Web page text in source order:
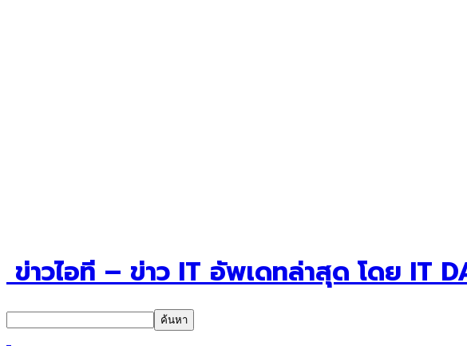
ข่าวไอที – ข่าว IT อัพเดทล่าสุด โดย IT